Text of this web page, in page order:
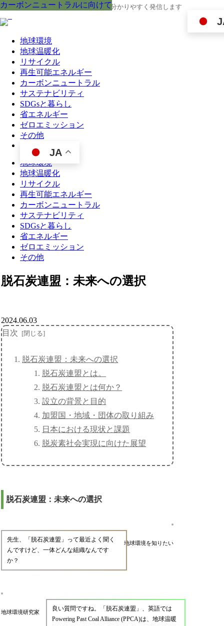
地球の今と未来に役立つ環境情報を、分かりやすく発信します
地球環境
地球温暖化
リサイクル
再生可能エネルギー
カーボンニュートラル
サステナビリティ
SDGsと暮らし
省エネルギー
ゼロエミッション
その他
JA
地球環境
地球温暖化
リサイクル
再生可能エネルギー
カーボンニュートラル
サステナビリティ
SDGsと暮らし
省エネルギー
ゼロエミッション
その他
脱石炭連盟：未来への選択
カーボンニュートラルに向けて
2024.06.03
目次
脱石炭連盟：未来への選択
脱石炭連盟とは。
脱石炭連盟とは何か？
設立の背景と目的
加盟国・地域・団体の取り組み
日本における現状と課題
脱炭素社会実現に向けた展望
脱石炭連盟：未来への選択
地球環境を知りたい
先生、「脱石炭連盟」って最近よく聞く
んですけど、一体どんな組織なんです
か？
地球環境研究家
良い質問ですね。「脱石炭連盟」、英語では
Powering Past Coal Alliance (PPCA)は、地球温暖
カーボンニュートラルに向けて
カーボンニュートラルに向けて
カーボンニュートラルに向けて
カーボンニュートラルに向けて
カーボンニュートラルに向けて
カーボンニュートラルに向けて
カーボンニュートラルに向けて
カーボンニュートラルに向けて